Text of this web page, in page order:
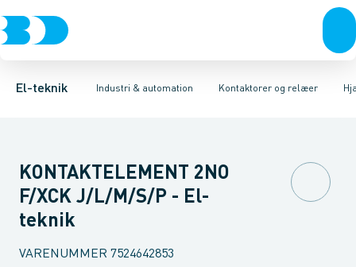
El-teknik Industri & automation
Afbrydere, stikkontakter & lampeudtagForgreningsmateriel
Kontaktorer og relæer
Industristiksystemer Frekvensomformere og softstartere
Elektronisk overstrømsrelæMotorstart kombination
KONTAKTELEMENT 2NO
F/XCK J/L/M/S/P - El-
teknik
VARENUMMER 7524642853